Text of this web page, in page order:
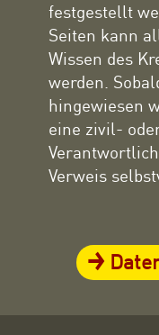
festgestellt
Seiten kann
Wissen des
werden.
hingewiesen
eine zivil-
Verweis